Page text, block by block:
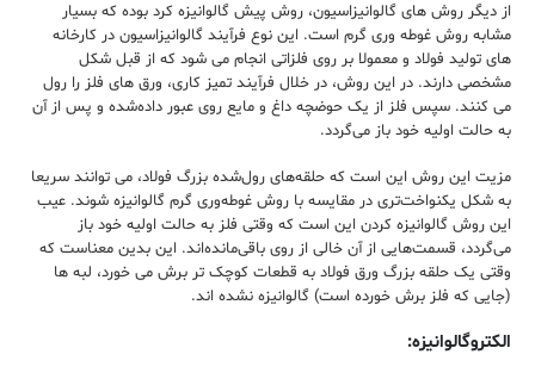
از دیگر روش‌ های گالوانیزاسیون، روش پیش گالوانیزه کرد بوده که بسیار
مشابه روش غوطه‌ وری گرم است. این نوع فرآیند گالوانیزاسیون در کارخانه‌
های تولید فولاد و معمولا بر روی فلزاتی انجام می ‌شود که از قبل شکل
مشخصی دارند. در این روش، در خلال فرآیند تمیز کاری، ورق ‌های فلز را رول
می‌ کنند. سپس فلز از یک حوضچه داغ و مایع روی عبور داده‌شده و پس ‌از آن
به حالت اولیه خود باز می‌گردد.
مزیت این روش این است که حلقه‌‌های رول‌شده بزرگ فولاد، می ‌توانند سریعا
به شکل یکنواخت‌‌تری در مقایسه با روش غوطه‌وری گرم گالوانیزه شوند. عیب
این روش گالوانیزه کردن این است که وقتی فلز به حالت اولیه خود باز
می‌گردد، قسمت‌‌هایی از آن خالی از روی باقی‌‌مانده‌اند. این بدین معناست که
وقتی یک حلقه بزرگ ورق فولاد به قطعات کوچک‌ تر برش می ‌خورد، لبه ‌ها
(جایی که فلز برش خورده است) گالوانیزه نشده‌ اند.
الکتروگالوانیزه: